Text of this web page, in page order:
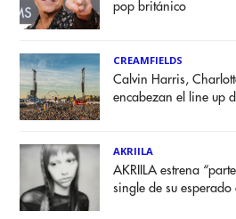
pop británico
CREAMFIELDS
Calvin Harris,
encabezan el line up
AKRIILA
AKRIILA estrena
single de su esperado